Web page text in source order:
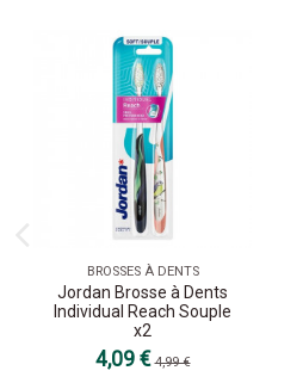
BROSSES À DENTS
Jordan Brosse à Dents
Individual Reach Souple
x2
4,09 €4,99 €